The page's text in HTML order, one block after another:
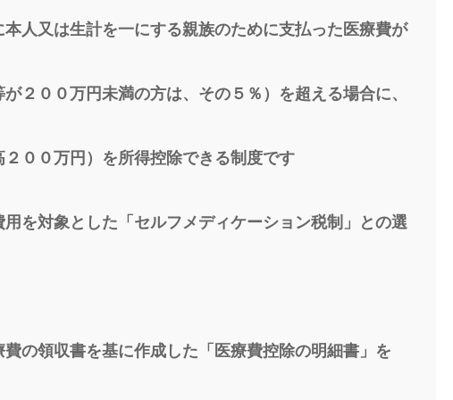
本人又は生計を一にする親族のために支払った医療費が
２００万円未満の方は、その５％）を超える場合に、
００万円）を所得控除できる制度です
用を対象とした「セルフメディケーション税制」との選
の領収書を基に作成した「医療費控除の明細書」を